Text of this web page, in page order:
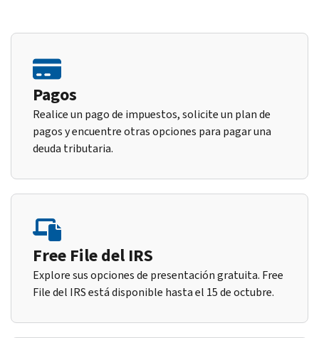
Pagos
Realice un pago de impuestos, solicite un plan de
pagos y encuentre otras opciones para pagar una
deuda tributaria.
Free File del IRS
Explore sus opciones de presentación gratuita. Free
File del IRS está disponible hasta el 15 de octubre.